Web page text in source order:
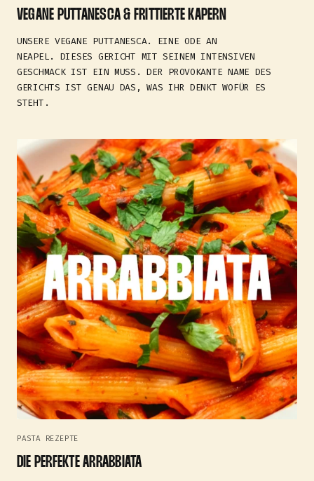
VEGANE PUTTANESCA & FRITTIERTE KAPERN
UNSERE VEGANE PUTTANESCA. EINE ODE AN
NEAPEL. DIESES GERICHT MIT SEINEM INTENSIVEN
GESCHMACK IST EIN MUSS. DER PROVOKANTE NAME DES
GERICHTS IST GENAU DAS, WAS IHR DENKT WOFÜR ES
STEHT.
PASTA REZEPTE
DIE PERFEKTE ARRABBIATA